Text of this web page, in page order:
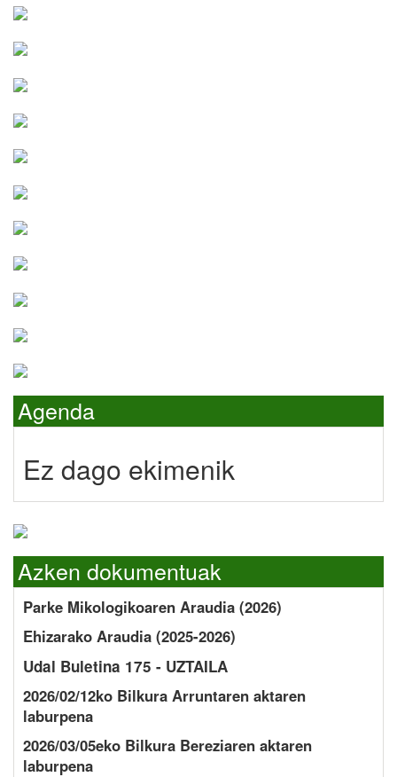
Agenda
Ez dago ekimenik
Azken dokumentuak
Parke Mikologikoaren Araudia (2026)
Ehizarako Araudia (2025-2026)
Udal Buletina 175 - UZTAILA
2026/02/12ko Bilkura Arruntaren aktaren
laburpena
2026/03/05eko Bilkura Bereziaren aktaren
laburpena